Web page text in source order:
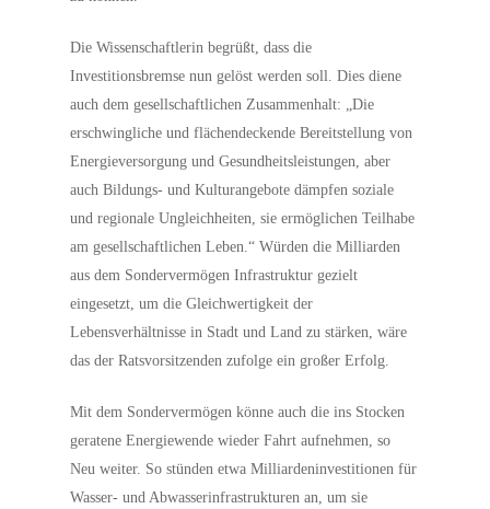
Die Wissenschaftlerin begrüßt, dass die
Investitionsbremse nun gelöst werden soll. Dies diene
auch dem gesellschaftlichen Zusammenhalt: „Die
erschwingliche und flächendeckende Bereitstellung von
Energieversorgung und Gesundheitsleistungen, aber
auch Bildungs- und Kulturangebote dämpfen soziale
und regionale Ungleichheiten, sie ermöglichen Teilhabe
am gesellschaftlichen Leben.“ Würden die Milliarden
aus dem Sondervermögen Infrastruktur gezielt
eingesetzt, um die Gleichwertigkeit der
Lebensverhältnisse in Stadt und Land zu stärken, wäre
das der Ratsvorsitzenden zufolge ein großer Erfolg.
Mit dem Sondervermögen könne auch die ins Stocken
geratene Energiewende wieder Fahrt aufnehmen, so
Neu weiter. So stünden etwa Milliardeninvestitionen für
Wasser- und Abwasserinfrastrukturen an, um sie